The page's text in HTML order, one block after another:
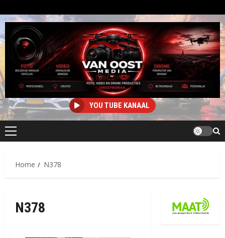
YOU TUBE KANAAL
Primair
Home N378
N378